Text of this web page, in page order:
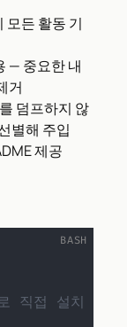
모든 활동 기
— 중요한 내
거
덤프하지 않
별해 주입
제공
직접 설치